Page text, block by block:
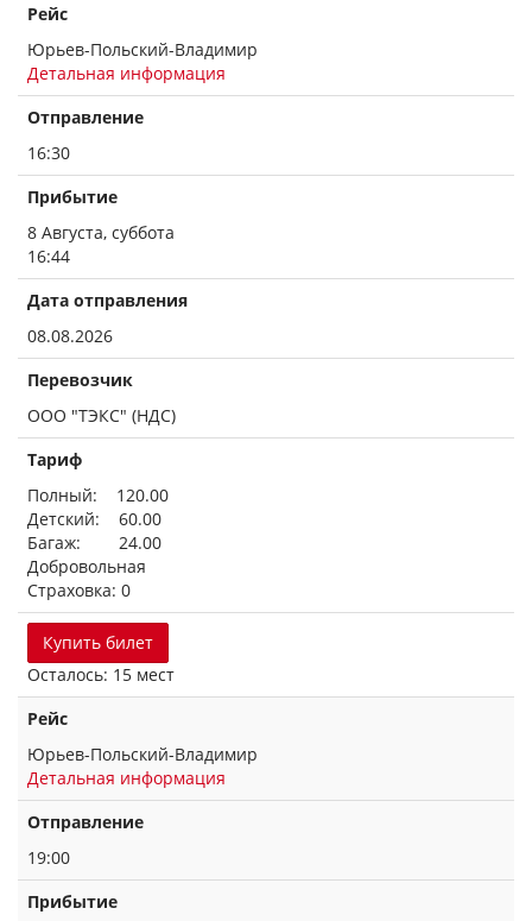
Рейс
Юрьев-Польский-Владимир
Детальная информация
Отправление
16:30
Прибытие
8 Августа, суббота
16:44
Дата отправления
08.08.2026
Перевозчик
ООО "ТЭКС" (НДС)
Тариф
Полный: 120.00
Детский: 60.00
Багаж: 24.00
Добровольная
Страховка: 0
Купить билет
Осталось: 15 мест
Рейс
Юрьев-Польский-Владимир
Детальная информация
Отправление
19:00
Прибытие